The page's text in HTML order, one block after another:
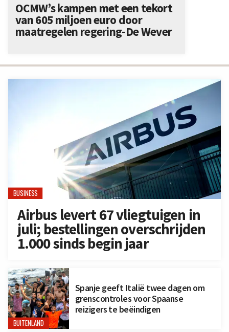
BUSINESS
Airbus levert 67 vliegtuigen in
juli; bestellingen overschrijden
1.000 sinds begin jaar
BUITENLAND
Spanje geeft Italië twee dagen om
grenscontroles voor Spaanse
reizigers te beëindigen
OCMW’s kampen met een tekort
van 605 miljoen euro door
maatregelen regering-De Wever